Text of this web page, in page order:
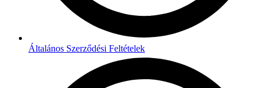
Általános Szerződési Feltételek